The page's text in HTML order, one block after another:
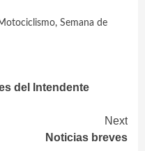
, Semana de
del Intendente
Next
Noticias breves